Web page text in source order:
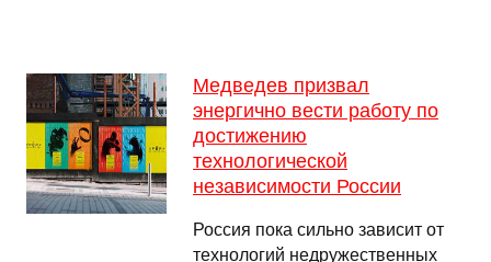
Медведев призвал
энергично вести работу по
достижению
технологической
независимости России
Россия пока сильно зависит от
технологий недружественных